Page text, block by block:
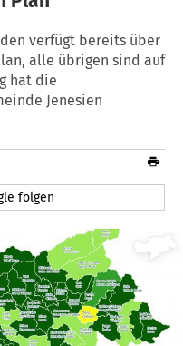
verfügt bereits über
alle übrigen sind auf
hat die
Jenesien
folgen